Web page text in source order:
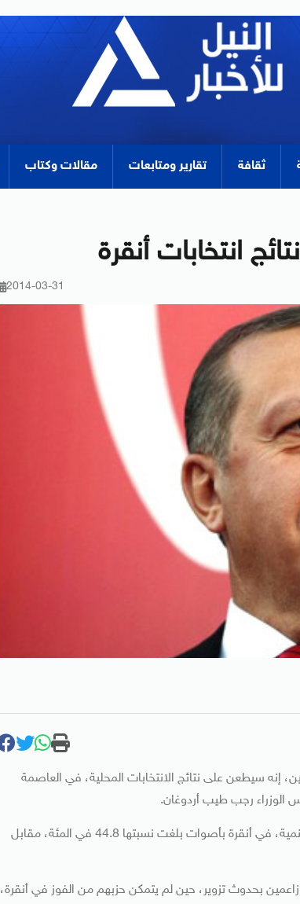
ثقافة تقارير ومتابعات مقالات وكتاب
انتخابات أنقرة
2014-03-31
إنه سيطعن على نتائج الانتخابات المحلية، في العاصمة
الوزراء رجب طيب أردوغان.
وأظهرت النتائج الأولية، التي أذاعها التلفزيون التركي، فوز حزب العدالة والتنمية، في أنقرة بأصوات بلغت نسبتها 44.8 في المئة، مقابل
بحدوث تزوير، حين لم يتمكن حزبهم من الفوز في أنقرة،